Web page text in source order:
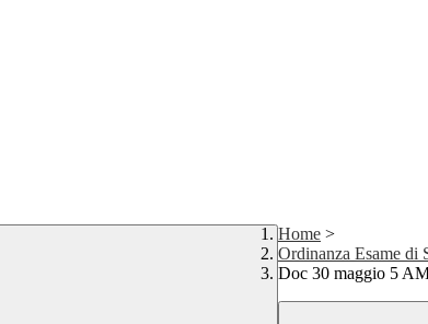
Home >
Ordinanza Esame di
Doc 30 maggio 5